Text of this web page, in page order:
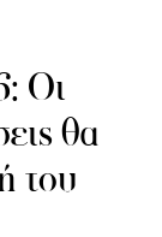
Οι
θα
του